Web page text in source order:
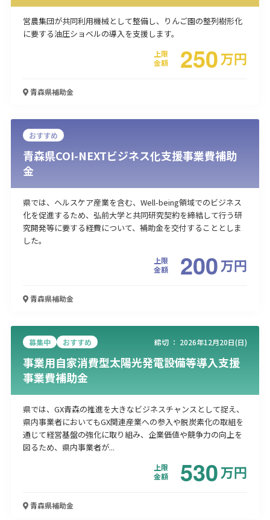
営農集団が共同利用機械として整備し、りんご園の整列樹形化
に要する油圧ショベルの導入を支援します。
上限
金額
250万円
青森県補助金
おすすめ
青森県COI-NEXTビジネス化支援事業費補助
金
県では、ヘルスケア産業を含む、Well-being領域でのビジネス
化を促進するため、弘前大学と共同研究契約を締結して行う研
究開発等に要する経費について、補助金を交付することとしま
した。
上限
金額
200万円
青森県補助金
募集中 おすすめ 締切 ： 2026年12月20日(日)
事業用自家消費型太陽光発電設備等導入支援
事業費補助金
県では、GX青森の推進を大きなビジネスチャンスとして捉え、
県内事業者においてもGX関連産業への参入や脱炭素化の取組を
通じて経営基盤の強化に取り組み、企業価値や競争力の向上を
図るため、県内事業者が...
上限
金額
530万円
青森県補助金